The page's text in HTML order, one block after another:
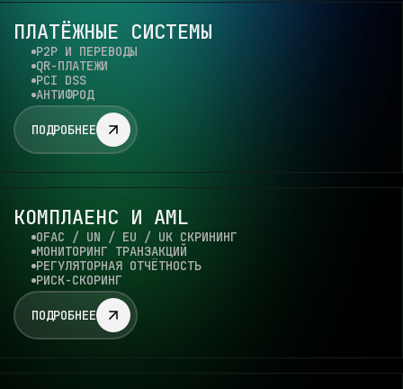
ПЛАТЁЖНЫЕ СИСТЕМЫ
P2P И ПЕРЕВОДЫ
QR-ПЛАТЕЖИ
PCI DSS
АНТИФРОД
ПОДРОБНЕЕ
КОМПЛАЕНС И AML
OFAC / UN / EU / UK СКРИНИНГ
МОНИТОРИНГ ТРАНЗАКЦИЙ
РЕГУЛЯТОРНАЯ ОТЧЁТНОСТЬ
РИСК-СКОРИНГ
ПОДРОБНЕЕ